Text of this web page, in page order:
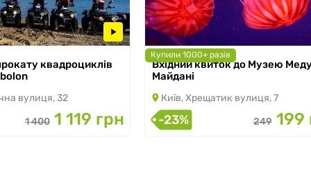
30.09.2026квадроциклів
вулиця, 32
1 400 1 119 грн
Купили 1000+ разів
з 07.03.2026 по 31.08.2026
Вхідний квиток до Музею
Майдані
Київ, Хрещатик вулиця, 7
-23% 249 199